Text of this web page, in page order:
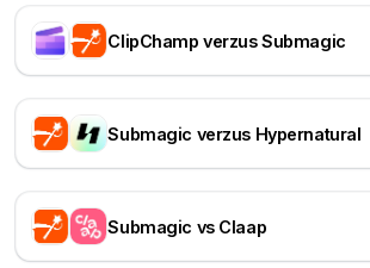
ClipChamp verzus Submagic
Submagic verzus Hypernatural
Submagic vs Claap